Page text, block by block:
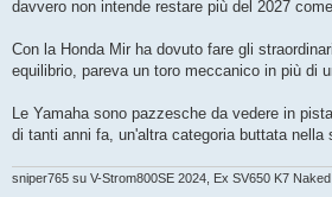
davvero non intende restare più del 2027
Con la Honda Mir ha dovuto fare gli
equilibrio, pareva un toro meccanico in più di
Le Yamaha sono pazzesche da vedere in
di tanti anni fa, un'altra categoria buttata nella
sniper765 su V-Strom800SE 2024, Ex SV650 K7 Naked